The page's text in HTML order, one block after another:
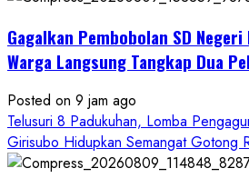
Gagalkan Pembobolan SD Negeri
Warga Langsung Tangkap Dua
Posted on 9 jam ago
Telusuri 8 Padukuhan, Lomba
Girisubo Hidupkan Semangat Gotong